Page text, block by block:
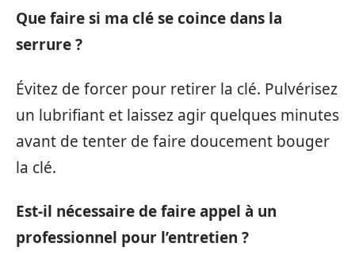
Que faire si ma clé se coince dans la
serrure ?
Évitez de forcer pour retirer la clé. Pulvérisez
un lubrifiant et laissez agir quelques minutes
avant de tenter de faire doucement bouger
la clé.
Est-il nécessaire de faire appel à un
professionnel pour l’entretien ?